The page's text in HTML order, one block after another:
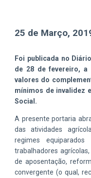
25 de Março,
Foi publicada no
de 28 de fevereiro, a
valores do
mínimos de invalidez
Social.
A presente portaria
das atividades
regimes
trabalhadores
de aposentação,
convergente (o qual,